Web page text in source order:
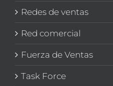
Redes de ventas
Red comercial
Fuerza de Ventas
Task Force